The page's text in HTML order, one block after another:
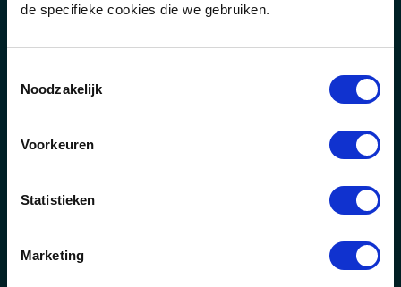
de specifieke cookies die we gebruiken.
Noodzakelijk
Voorkeuren
Statistieken
Marketing
Informatieflyer OWIC
OFFSHORE WIND
Het OWIC is een informatie-, trainings- en